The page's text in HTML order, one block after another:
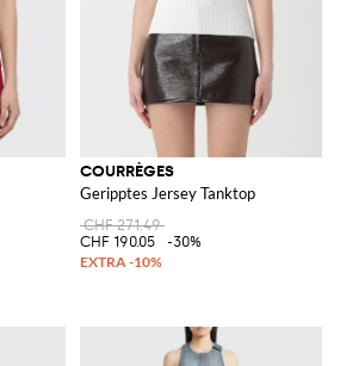
COURRÈGES
Geripptes Jersey Tanktop
CHF 271.49
CHF 190.05
-30%